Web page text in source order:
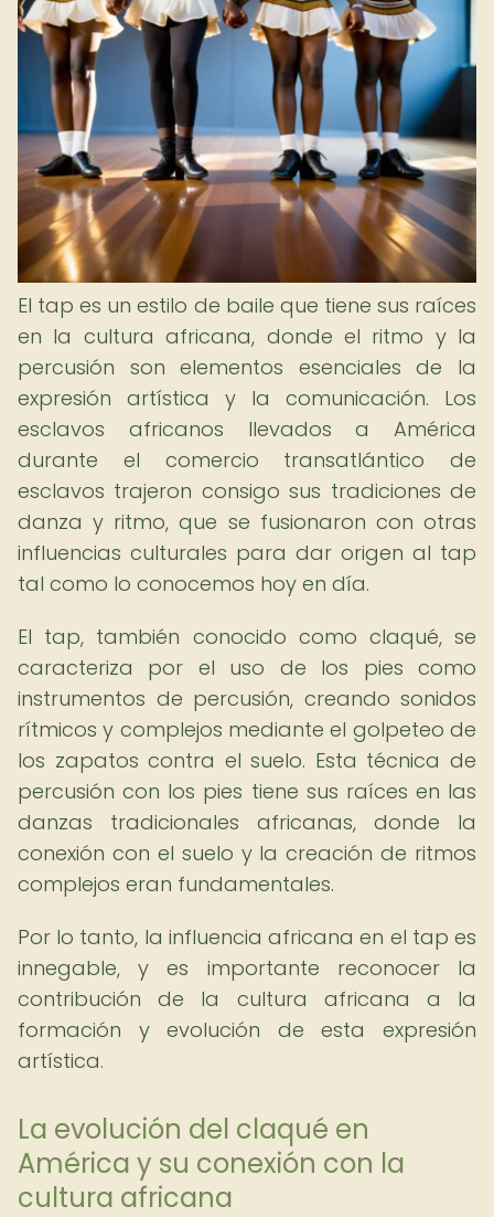
El tap es un estilo de baile que tiene sus raíces
en la cultura africana, donde el ritmo y la
percusión son elementos esenciales de la
expresión artística y la comunicación. Los
esclavos africanos llevados a América
durante el comercio transatlántico de
esclavos trajeron consigo sus tradiciones de
danza y ritmo, que se fusionaron con otras
influencias culturales para dar origen al tap
tal como lo conocemos hoy en día.
El tap, también conocido como claqué, se
caracteriza por el uso de los pies como
instrumentos de percusión, creando sonidos
rítmicos y complejos mediante el golpeteo de
los zapatos contra el suelo. Esta técnica de
percusión con los pies tiene sus raíces en las
danzas tradicionales africanas, donde la
conexión con el suelo y la creación de ritmos
complejos eran fundamentales.
Por lo tanto, la influencia africana en el tap es
innegable, y es importante reconocer la
contribución de la cultura africana a la
formación y evolución de esta expresión
artística.
La evolución del claqué en
América y su conexión con la
cultura africana